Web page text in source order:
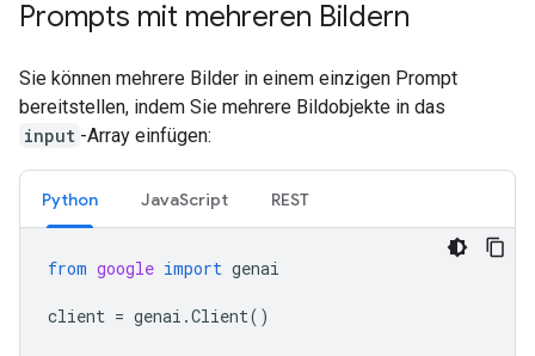
Prompts mit mehreren Bildern
Sie können mehrere Bilder in einem einzigen Prompt
bereitstellen, indem Sie mehrere Bildobjekte in das
input -Array einfügen:
Python JavaScript REST
from google import genai
client = genai .Client()